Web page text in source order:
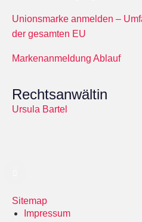
Unionsmarke anmelden –
der gesamten EU
Markenanmeldung Ablauf
Rechtsanwältin
Ursula Bartel
Sitemap
Impressum